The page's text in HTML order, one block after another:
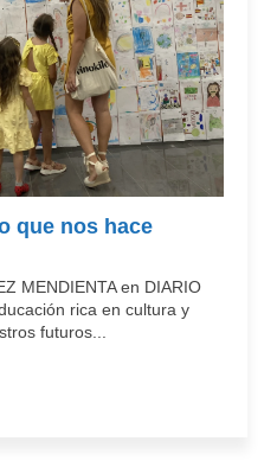
que nos hace
MENDIENTA en DIARIO
rica en cultura y
futuros...